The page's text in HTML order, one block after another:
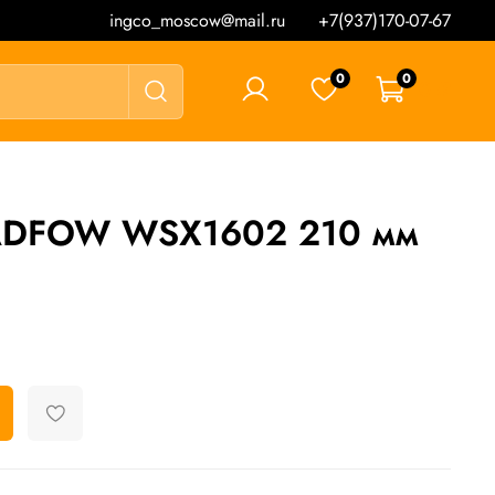
ingco_moscow@mail.ru +7(937)170-07-67
0 0
WSX1602 210 мм